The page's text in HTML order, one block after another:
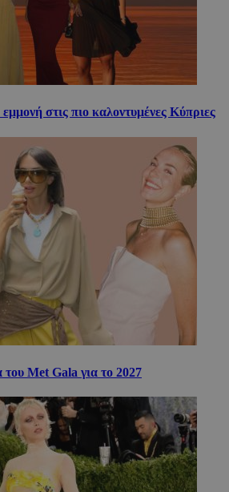
εμμονή στις πιο καλοντυμένες Κύπριες
Met Gala για το 2027